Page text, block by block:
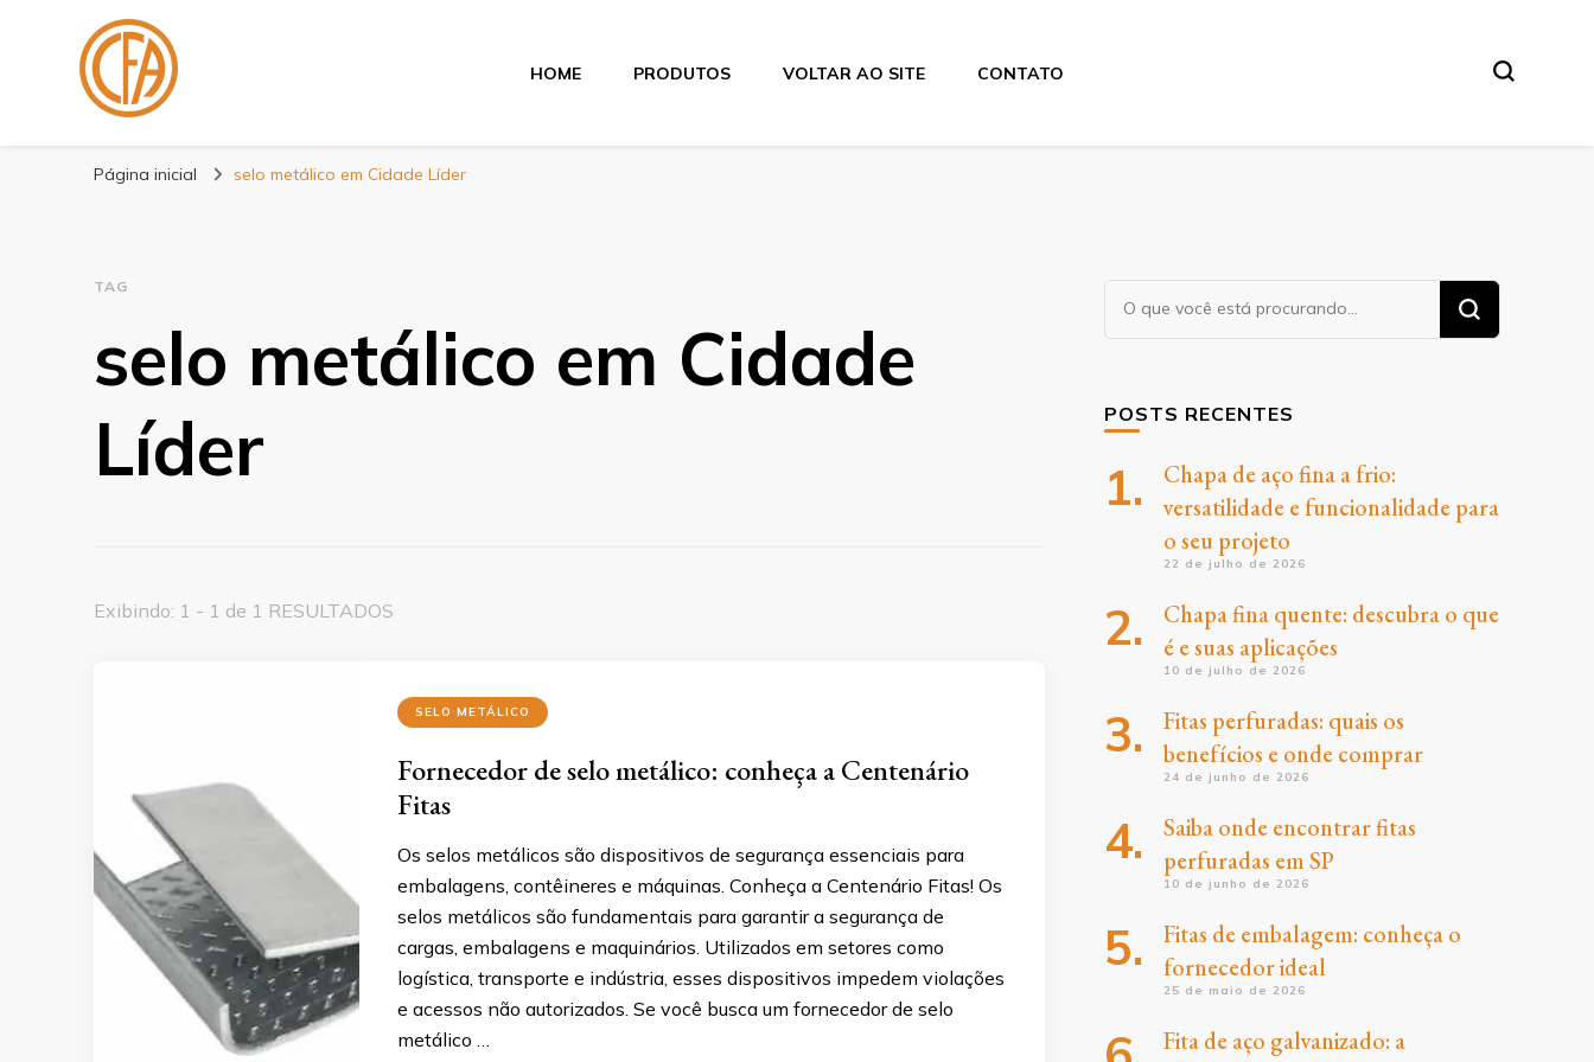
Blog Centenário Fitas
HOME PRODUTOS VOLTAR AO SITE CONTATO
Página inicial selo metálico em Cidade Líder
TAG
selo metálico em Cidade
Líder
Exibindo: 1 - 1 de 1 RESULTADOS
SELO METÁLICO
Fornecedor de selo metálico: conheça a Centenário
Fitas
Os selos metálicos são dispositivos de segurança essenciais para
embalagens, contêineres e máquinas. Conheça a Centenário Fitas! Os
selos metálicos são fundamentais para garantir a segurança de
cargas, embalagens e maquinários. Utilizados em setores como
logística, transporte e indústria, esses dispositivos impedem violações
e acessos não autorizados. Se você busca um fornecedor de selo
metálico …
Procurando
algo?
POSTS RECENTES
Chapa de aço fina a frio:
versatilidade e funcionalidade para
o seu projeto
22 de julho de 2026
Chapa fina quente: descubra o que
é e suas aplicações
10 de julho de 2026
Fitas perfuradas: quais os
benefícios e onde comprar
24 de junho de 2026
Saiba onde encontrar fitas
perfuradas em SP
10 de junho de 2026
Fitas de embalagem: conheça o
fornecedor ideal
25 de maio de 2026
Fita de aço galvanizado: a